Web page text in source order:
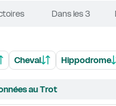
Dans les 3
Cheval Hippodrome
au Trot